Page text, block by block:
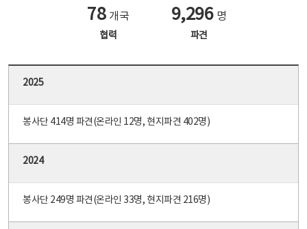
협력
78 개국
파견
9,296 명
2025
봉사단 414명 파견(온라인 12명, 현지파견 402명)
2024
봉사단 249명 파견(온라인 33명, 현지파견 216명)